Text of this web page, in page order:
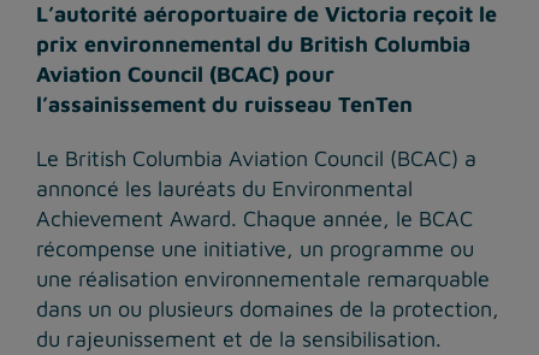
L’autorité aéroportuaire de Victoria reçoit le
prix environnemental du British Columbia
Aviation Council (BCAC) pour
l’assainissement du ruisseau TenTen
Le British Columbia Aviation Council (BCAC) a
annoncé les lauréats du Environmental
Achievement Award. Chaque année, le BCAC
récompense une initiative, un programme ou
une réalisation environnementale remarquable
dans un ou plusieurs domaines de la protection,
du rajeunissement et de la sensibilisation.